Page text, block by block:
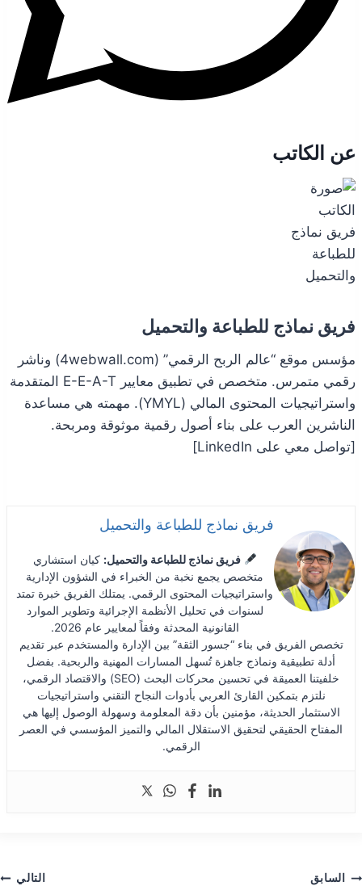
عن الكاتب
فريق نماذج للطباعة والتحميل
مؤسس موقع “عالم الربح الرقمي” (4webwall.com) وناشر
رقمي متمرس. متخصص في تطبيق معايير E-E-A-T المتقدمة
واستراتيجيات المحتوى المالي (YMYL). مهمته هي مساعدة
الناشرين العرب على بناء أصول رقمية موثوقة ومربحة.
[تواصل معي على LinkedIn]
فريق نماذج للطباعة والتحميل
فريق نماذج للطباعة والتحميل: كيان استشاري
متخصص يجمع نخبة من الخبراء في الشؤون الإدارية
واستراتيجيات المحتوى الرقمي. يمتلك الفريق خبرة تمتد
لسنوات في تحليل الأنظمة الإجرائية وتطوير الموارد
القانونية المحدثة وفقاً لمعايير عام 2026.
تخصص الفريق في بناء “جسور الثقة” بين الإدارة والمستخدم عبر تقديم
أدلة تطبيقية ونماذج جاهزة تُسهل المسارات المهنية والربحية. بفضل
خلفيتنا العميقة في تحسين محركات البحث (SEO) والاقتصاد الرقمي،
نلتزم بتمكين القارئ العربي بأدوات النجاح التقني واستراتيجيات
الاستثمار الحديثة، مؤمنين بأن دقة المعلومة وسهولة الوصول إليها هي
المفتاح الحقيقي لتحقيق الاستقلال المالي والتميز المؤسسي في العصر
الرقمي.
السابق التالي